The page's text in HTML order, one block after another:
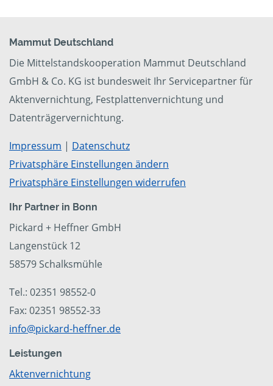
Mammut Deutschland
Die Mittelstandskooperation Mammut Deutschland
GmbH & Co. KG ist bundesweit Ihr Servicepartner für
Aktenvernichtung, Festplattenvernichtung und
Datenträgervernichtung.
Impressum | Datenschutz
Privatsphäre Einstellungen ändern
Privatsphäre Einstellungen widerrufen
Ihr Partner in Bonn
Pickard + Heffner GmbH
Langenstück 12
58579 Schalksmühle
Tel.: 02351 98552-0
Fax: 02351 98552-33
info@pickard-heffner.de
Leistungen
Aktenvernichtung